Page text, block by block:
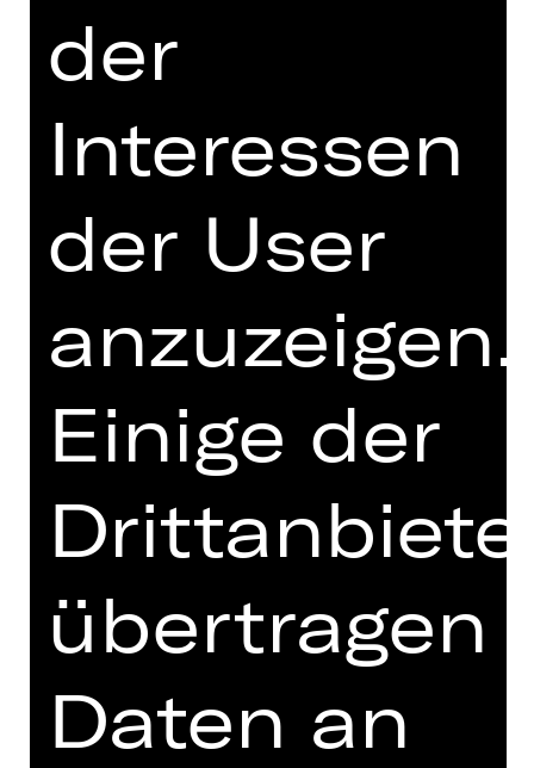
Hinweis auf sensible Inhalte
betreiben ein florierendes Bettler-
Unternehmen in London, aber privat
einzige Tochter Polly hat sich in
Mackie Messer verliebt, Englands
Ganoven. Der ist nur deshalb noch
auf freiem Fuß, weil er den Polizeichef
Tiger Brown bestochen hat, aber die
Luft wird dünner.
Brechts Gauner-Komödie zelebriert
menschliche Schlechtigkeit so
kaltschnäuzig und rotzfrech, dass der
erblasst.
DIGITALE STÜCKEINFÜHRUNG
der
Interessen
der User
anzuzeigen.
Einige der
übertragen
Daten an